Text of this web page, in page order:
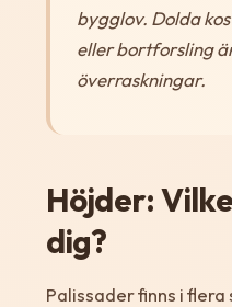
bygglov. Dolda
eller bortforsling
överraskningar.
Höjder:
dig?
Palissader finns i